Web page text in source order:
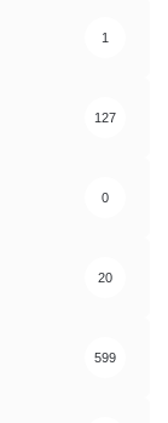
1
127
0
20
599